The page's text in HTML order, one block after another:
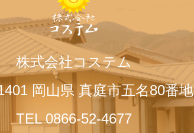
株式会社コステム
岡山県 真庭市五名80番地
TEL 0866-52-4677